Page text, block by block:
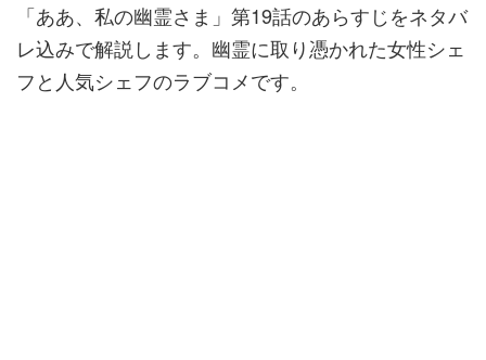
「ああ、私の幽霊さま」第19話のあらすじをネタバ
レ込みで解説します。幽霊に取り憑かれた女性シェ
フと人気シェフのラブコメです。